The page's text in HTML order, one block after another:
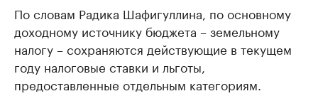
По словам Радика Шафигуллина, по основному
доходному источнику бюджета – земельному
налогу – сохраняются действующие в текущем
году налоговые ставки и льготы,
предоставленные отдельным категориям.